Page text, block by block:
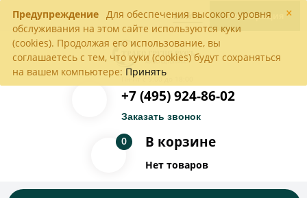
×
Предупреждение Для обеспечения высокого уровня
обслуживания на этом сайте используются куки
(cookies). Продолжая его использование, вы
соглашаетесь с тем, что куки (cookies) будут сохраняться
на вашем компьютере: Принять
Войти Регистрация
Пн-Пт с 9:00 до 18:00
+7 (495) 924-86-02
Заказать звонок
В корзине
0
Нет товаров